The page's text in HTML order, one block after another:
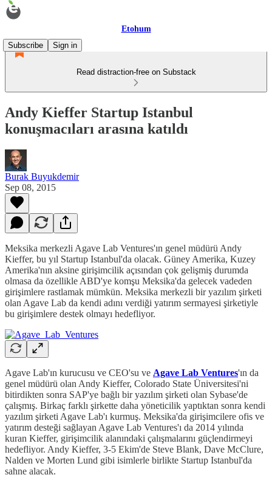
Etohum
Subscribe
Sign in
Read distraction-free on Substack
Andy Kieffer Startup Istanbul
konuşmacıları arasına katıldı
Burak Buyukdemir
Sep 08, 2015
Meksika merkezli Agave Lab Ventures'ın genel müdürü Andy
Kieffer, bu yıl Startup Istanbul'da olacak. Güney Amerika, Kuzey
Amerika'nın aksine girişimcilik açısından çok gelişmiş durumda
olmasa da özellikle ABD'ye komşu Meksika'da gelecek vadeden
girişimlere rastlamak mümkün. Meksika merkezli bir yazılım şirketi
olan Agave Lab da kendi adını verdiği yatırım sermayesi şirketiyle
bu girişimlere destek olmayı hedefliyor.
Agave Lab'ın kurucusu ve CEO'su ve Agave Lab Ventures'ın da
genel müdürü olan Andy Kieffer, Colorado State Üniversitesi'ni
bitirdikten sonra SAP'ye bağlı bir yazılım şirketi olan Sybase'de
çalışmış. Birkaç farklı şirkette daha yöneticilik yaptıktan sonra kendi
yazılım şirketi Agave Lab'ı kurmuş. Meksika'da girişimcilere ofis ve
yatırım desteği sağlayan Agave Lab Ventures'ı da 2014 yılında
kuran Kieffer, girişimcilik alanındaki çalışmalarını güçlendirmeyi
hedefliyor. Andy Kieffer, 3-5 Ekim'de Steve Blank, Dave McClure,
Nalden ve Morten Lund gibi isimlerle birlikte Startup Istanbul'da
sahne alacak.